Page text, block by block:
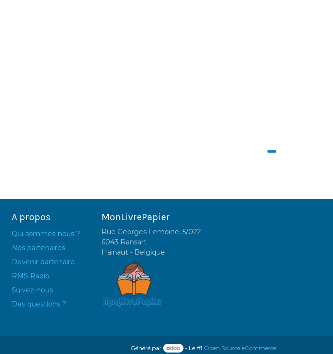
A propos
Qui sommes-nous ?
Nos partenaires
Devenir partenaire
RMS Radio
Suivez-nous
Des questions ?
MonLivrePapier
Rue Georges Lemoine, 5/022
6043 Ransart
Hainaut - Belgique
Généré par - Le #1 Open Source eCommerce